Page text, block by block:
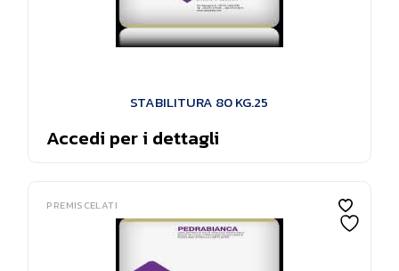
STABILITURA 80 KG.25
Accedi per i dettagli
PREMISCELATI